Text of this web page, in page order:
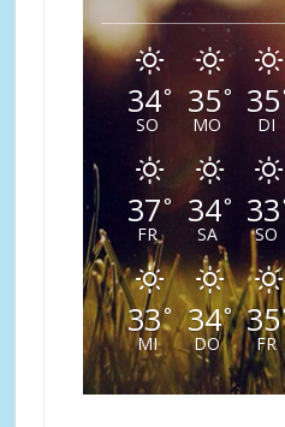
34°
SO
35°
MO
35
DI
37°
FR
34°
SA
33
SO
33°
MI
34°
DO
35
FR